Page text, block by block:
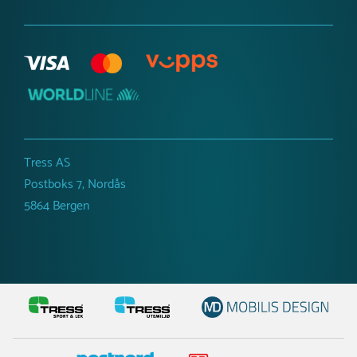
Tress AS
Postboks 7, Nordås
5864 Bergen